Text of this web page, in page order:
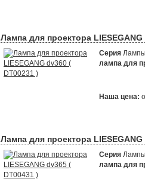
Лампа для проектора
Серия
лампа для
Наша цена:
Лампа для проектора
Серия
лампа для